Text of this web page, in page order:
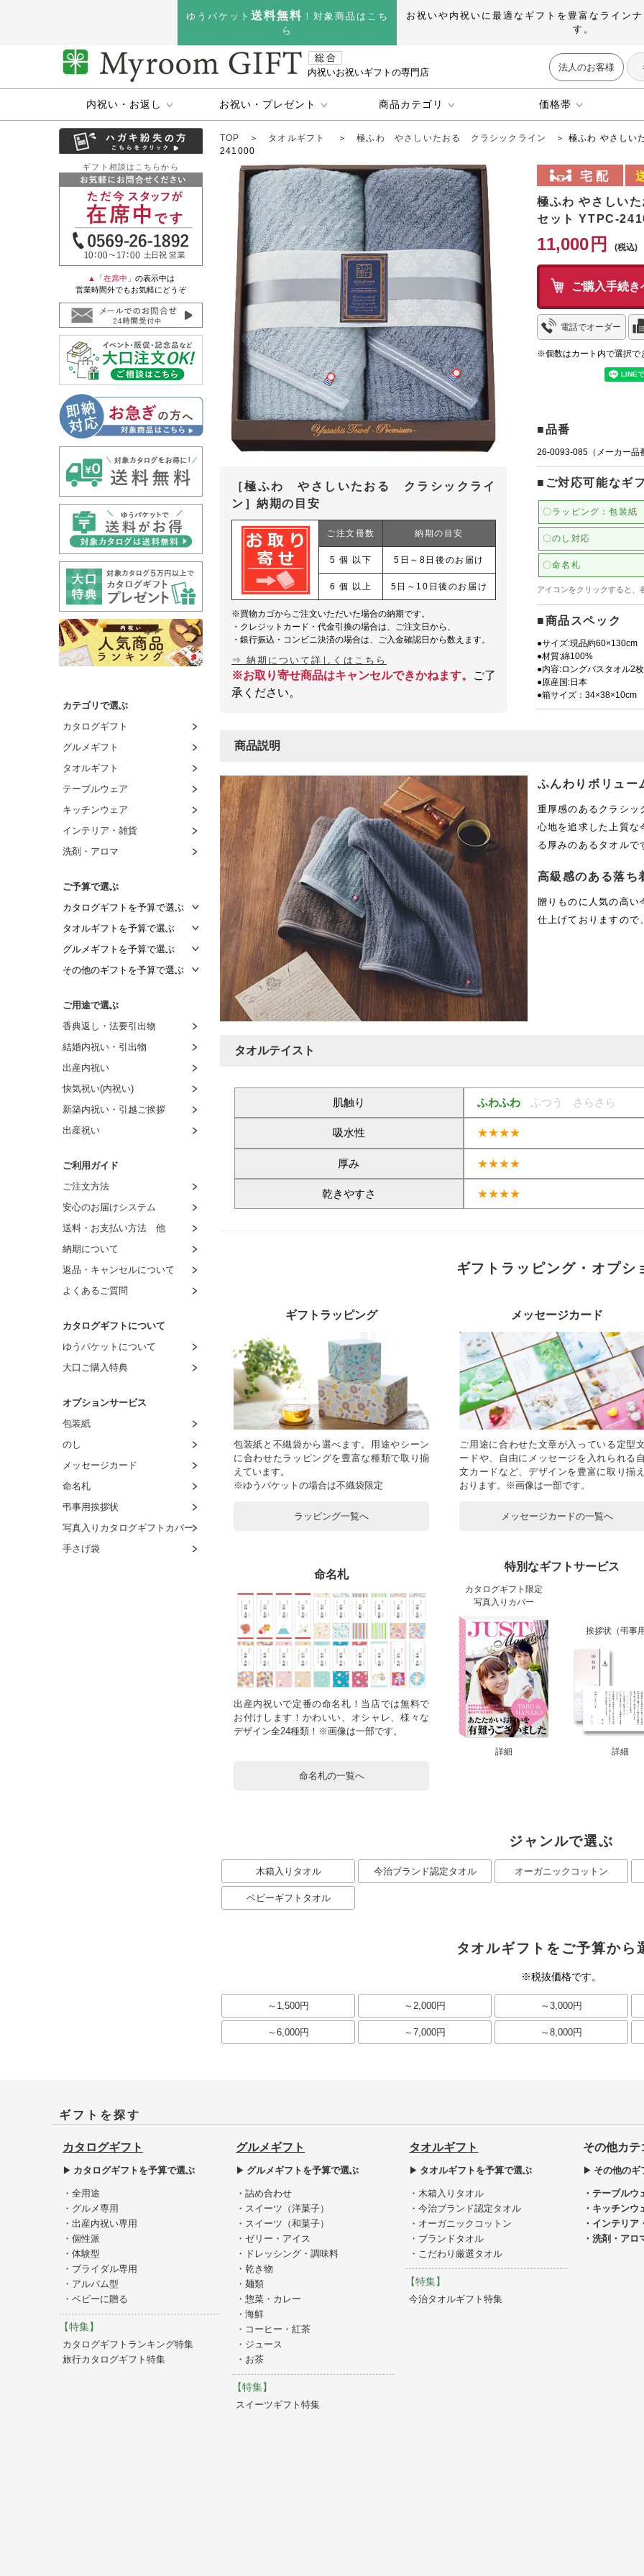
ゆうパケット 送料無料 ！対象商品はこち
ら
お祝いや内祝いに最適なギフトを豊富なライン
す。
内祝いお祝いギフトの専門店
法人のお客様
内祝い・お返し お祝い・プレゼント 商品カテゴリ 価格帯
ギフト相談はこちらから
▲「在席中」 の表示中は
営業時間外でもお気軽にどうぞ
カテゴリで選ぶ
カタログギフト
グルメギフト
タオルギフト
テーブルウェア
キッチンウェア
インテリア・雑貨
洗剤・アロマ
ご予算で選ぶ
カタログギフトを予算で選ぶ
～2,000円
～2,500円
～3,000円
～4,000円
～4,500円
～5,000円
～6,000円
～9,000円
～11,000円
～16,000円
～21,000円
タオルギフトを予算で選ぶ
～1,000円
～1,500円
～3,000円
～4,000円
～5,000円
～6,000円
～7,000円
～8,000円
8,001円～
グルメギフトを予算で選ぶ
～1,000円
～2,000円
～3,000円
～4,000円
～5,000円
～6,000円
～7,000円
～8,000円
8,001円～
その他のギフトを予算で選ぶ
～1,500円
～2,000円
～3,000円
～4,000円
～5,000円
～6,000円
～7,000円
～8,000円
ご用途で選ぶ
香典返し・法要引出物
結婚内祝い・引出物
出産内祝い
快気祝い(内祝い)
新築内祝い・引越ご挨拶
出産祝い
ご利用ガイド
ご注文方法
安心のお届けシステム
送料・お支払い方法 他
納期について
返品・キャンセルについて
よくあるご質問
カタログギフトについて
ゆうパケットについて
大口ご購入特典
オプションサービス
包装紙
のし
メッセージカード
命名札
弔事用挨拶状
写真入りカタログギフトカバー
手さげ袋
TOP ＞ タオルギフト ＞極ふわ やさしいたおる クラシックライン
＞ 極ふわ やさしい
241000
［極ふわ やさしいたおる クラシックライ
ン］納期の目安
ご注文冊数 納期の目安
5 個 以下 5日～8日後のお届け
6 個 以上 5日～10日後のお届け
※買物カゴからご注文いただいた場合の納期です。
・クレジットカード・代金引換の場合は、ご注文日から、
・銀行振込・コンビニ決済の場合は、ご入金確認日から数えます。
⇒ 納期について詳しくはこちら
※お取り寄せ商品はキャンセルできかねます。
ご了
承ください。
極ふわ やさしい
セット YTPC-
11,000 円
ご購入手続き
電話でオーダー
※個数はカート内で選択で
■品番
26-0093-085（メーカー品
■ご対応可能なギ
〇ラッピング：包装紙
〇のし対応
〇命名札
アイコンをクリックすると、
■商品スペック
●サイズ:現品約60×130cm
●材質:綿100%
●内容:ロングバスタオル2枚
●原産国:日本
●箱サイズ：34×38×10cm
商品説明
ふんわりボリュー
重厚感のあるクラシ
心地を追求した上質
る厚みのあるタオルで
高級感のある落ち
贈りものに人気の高
仕上げておりますの
タオルテイスト
肌触り ふわふわ ふつう さらさら
吸水性 ★★★★
厚み ★★★★
乾きやすさ ★★★★
ギフトラッピング・オプシ
ギフトラッピング
包装紙と不織袋から選べます。用途やシーン
に合わせたラッピングを豊富な種類で取り揃
えています。
※ゆうパケットの場合は不織袋限定
ラッピング一覧へ
メッセージカード
ご用途に合わせた文章が入っている定型
ードや、自由にメッセージを入れられる
文カードなど、デザインを豊富に取り揃
おります。※画像は一部です。
メッセージカードの一覧へ
命名札
出産内祝いで定番の命名札！当店では無料で
お付けします！かわいい、オシャレ、様々な
デザイン全24種類！※画像は一部です。
命名札の一覧へ
特別なギフトサービス
カタログギフト限定
写真入りカバー
詳細
挨拶状（弔事
詳細
ジャンルで選ぶ
木箱入りタオル 今治ブランド認定タオル オーガニックコットン
ベビーギフトタオル
タオルギフトをご予算から
※税抜価格です。
～1,500円 ～2,000円 ～3,000円
～6,000円 ～7,000円 ～8,000円
ギフトを探す
カタログギフト
カタログギフトを予算で選ぶ
・全用途
・グルメ専用
・出産内祝い専用
・個性派
・体験型
・ブライダル専用
・アルバム型
・ベビーに贈る
【特集】
カタログギフトランキング特集
旅行カタログギフト特集
グルメギフト
グルメギフトを予算で選ぶ
・詰め合わせ
・スイーツ（洋菓子）
・スイーツ（和菓子）
・ゼリー・アイス
・ドレッシング・調味料
・乾き物
・麺類
・惣菜・カレー
・海鮮
・コーヒー・紅茶
・ジュース
・お茶
【特集】
スイーツギフト特集
タオルギフト
タオルギフトを予算で選ぶ
・木箱入りタオル
・今治ブランド認定タオル
・オーガニックコットン
・ブランドタオル
・こだわり厳選タオル
【特集】
今治タオルギフト特集
その他カテ
その他のギ
・テーブルウ
・キッチンウ
・インテリア
・洗剤・アロ